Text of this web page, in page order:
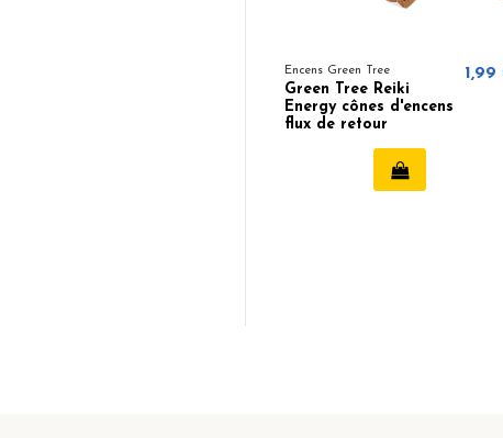
Encens Green Tree
Green Tree Reiki
Energy cônes d'encens
flux de retour